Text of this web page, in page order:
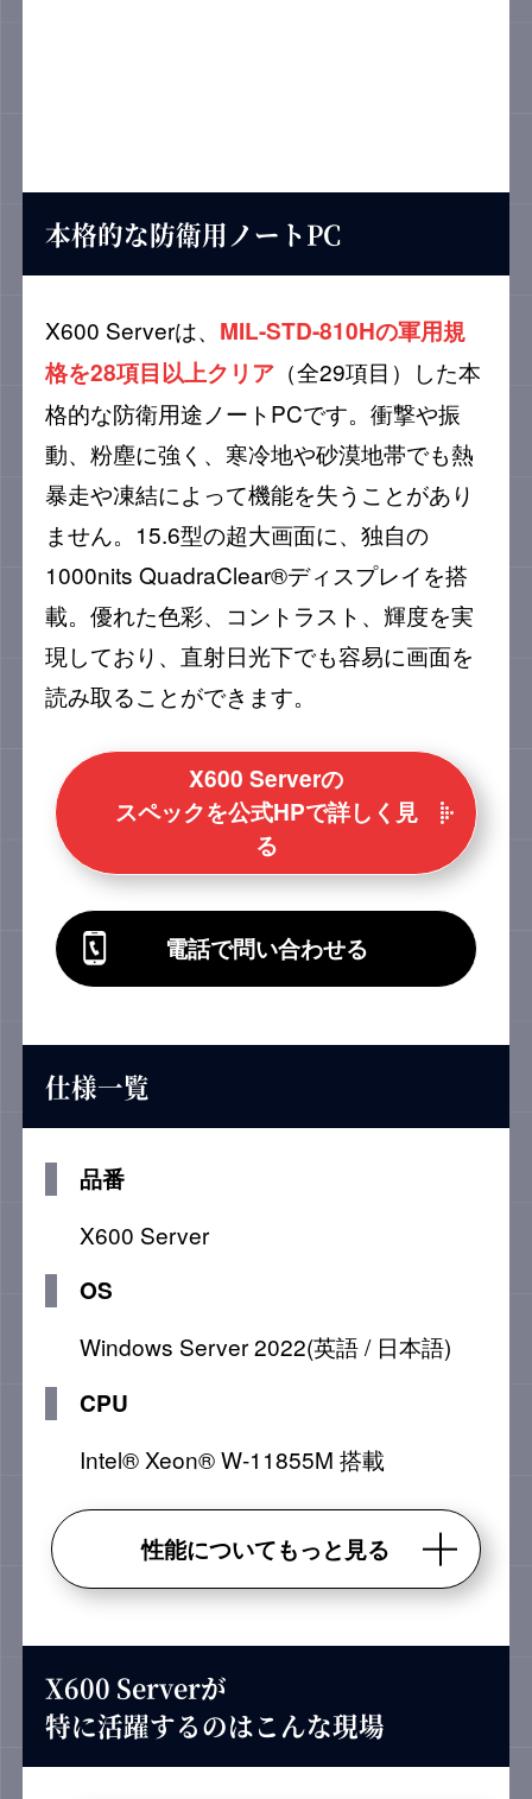
本格的な防衛用ノートPC
X600 Serverは、 MIL-STD-810Hの軍用規
格を28項目以上クリア （全29項目）した本
格的な防衛用途ノートPCです。衝撃や振
動、粉塵に強く、寒冷地や砂漠地帯でも熱
暴走や凍結によって機能を失うことがあり
ません。15.6型の超大画面に、独自の
1000nits QuadraClear®ディスプレイを搭
載。優れた色彩、コントラスト、輝度を実
現しており、直射日光下でも容易に画面を
読み取ることができます。
X600 Serverの
スペックを公式HPで詳しく見
る
電話で問い合わせる
仕様一覧
品番
X600 Server
OS
Windows Server 2022(英語 / 日本語)
CPU
Intel® Xeon® W-11855M 搭載
性能についてもっと見る
X600 Serverが
特に活躍するのはこんな現場